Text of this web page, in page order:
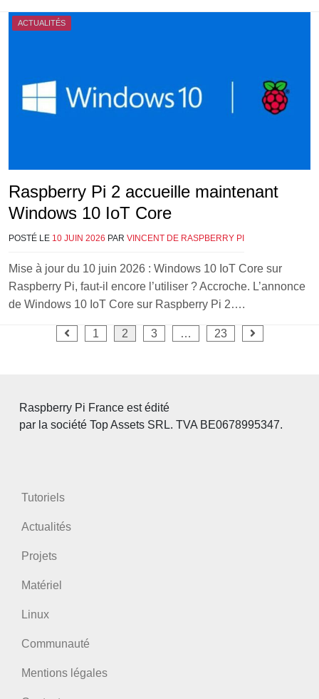
ACTUALITÉS
Raspberry Pi 2 accueille maintenant
Windows 10 IoT Core
POSTÉ LE 10 JUIN 2026 PAR VINCENT DE RASPBERRY PI
Mise à jour du 10 juin 2026 : Windows 10 IoT Core sur
Raspberry Pi, faut-il encore l’utiliser ? Accroche. L’annonce
de Windows 10 IoT Core sur Raspberry Pi 2….
Pagination
1 2 3 … 23
Raspberry Pi France est édité
par la société Top Assets SRL. TVA BE0678995347.
Tutoriels
Actualités
Projets
Matériel
Linux
Communauté
Mentions légales